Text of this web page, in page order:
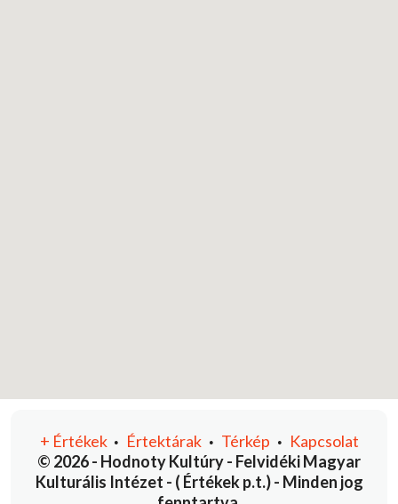
© 2026 - Hodnoty Kultúry - Felvidéki Magyar
Kulturális Intézet - ( Értékek p.t.) - Minden jog
+ Értékek • Értektárak• Térkép • Kapcsolat